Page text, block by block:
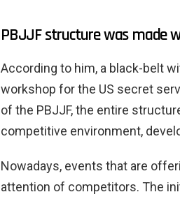
PBJJF structure was made
According to him, a black-belt
workshop for the US secret
of the PBJJF, the entire
competitive environment,
Nowadays, events that are
attention of competitors. The